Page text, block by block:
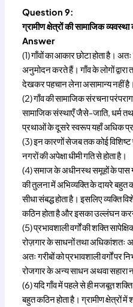
Question 9:
ग्रामीण क्षेत्रों की सामाजिक
Answer
(1) गाँवों का आकार छोटा होता है।
अनुमोदन करते हैं। गाँव के लोगों द्वारा
देखकर पहचान लेना असामान्य नहीं है।
(2) गाँव की सामाजिक संरचना
सामाजिक संस्थाएँ जैसे-जाति, धर्म
प्रथाओं के दूसरे स्वरूप यहाँ अधिक
(3) इन कारणों सेजब तक कोई विशिष्ट
नगरों की अपेक्षा धीमी गति से होता है।
(4) समाज के अधीनस्थ समूहों के पास
की तुलना में अभिव्यक्ति के दायरे बहुत
सीधा संबद्ध होता है। इसलिए व्यक्ति
कठिन होता है और इसका उल्लंघन
(5) प्रभावशाली वर्गों की शक्ति
रोज़गार के साधनों तथा अधिकांशतः
अतः गरीबों को प्रभावशाली वर्गों पर
रोजगार के अन्य साधन अथवा सहारा
(6) यदि गाँव में पहले से ही मजबूत
बहुत कठिन होता है। ग्रामीण क्षेत्रों